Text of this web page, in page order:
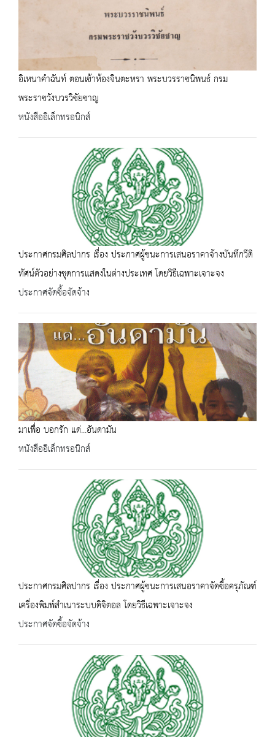
อิเหนาคำฉันท์ ตอนเข้าห้องจินตะหรา พระบวรราชนิพนธ์ กรม
พระราชวังบวรวิชัยชาญ
หนังสืออิเล็กทรอนิกส์
ประกาศกรมศิลปากร เรื่อง ประกาศผู้ชนะการเสนอราคาจ้างบันทึกวีดิ
ทัศน์ตัวอย่างชุดการแสดงในต่างประเทศ โดยวิธีเฉพาะเจาะจง
ประกาศจัดซื้อจัดจ้าง
มาเพื่อ บอกรัก แด่...อันดามัน
หนังสืออิเล็กทรอนิกส์
ประกาศกรมศิลปากร เรื่อง ประกาศผู้ชนะการเสนอราคาจัดซื้อครุภัณฑ์
เครื่องพิมพ์สำเนาระบบดิจิตอล โดยวิธีเฉพาะเจาะจง
ประกาศจัดซื้อจัดจ้าง